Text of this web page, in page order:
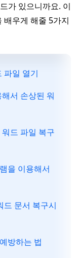
가 있으니까요. 이
배우게 해줄 5가지
파일 열기
서 손상된 워
드 파일 복구
을 이용해서
드 문서 복구시
방하는 법